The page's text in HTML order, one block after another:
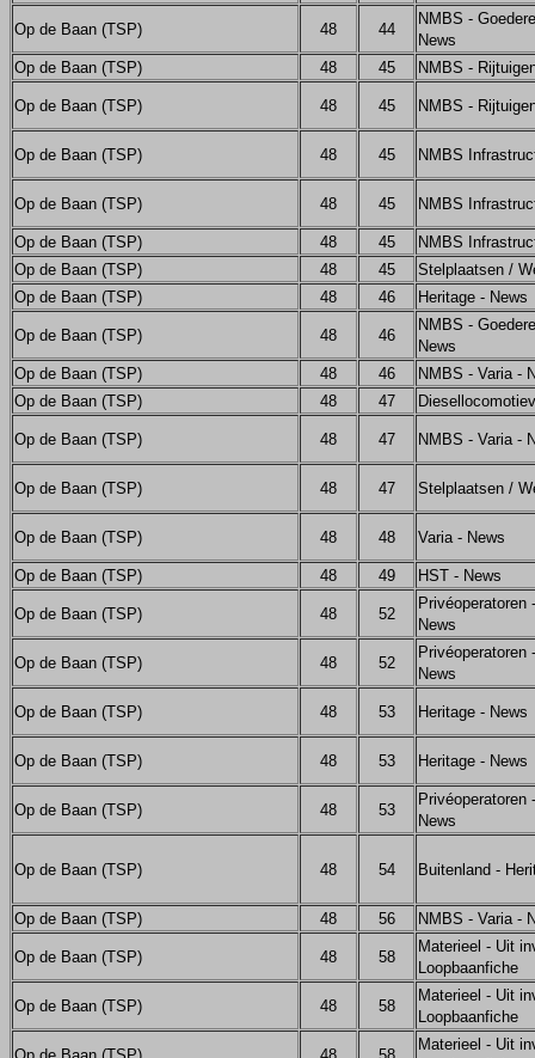
Op de Baan (TSP) 48 44
NMBS -
News
Op de Baan (TSP)
48 45 NMBS -
Op de Baan (TSP) 48 45 NMBS -
Op de Baan (TSP) 48 45 NMBS
Op de Baan (TSP) 48 45 NMBS
Op de Baan (TSP) 48 45
NMBS
Op de Baan (TSP)
48 45
Stelplaatsen /
Op de Baan (TSP)
48 46 Heritage - News
Op de Baan (TSP) 48 46
NMBS -
News
Op de Baan (TSP)
48 46
NMBS - Varia -
Op de Baan (TSP)
48 47
Op de Baan (TSP) 48 47 NMBS - Varia -
Op de Baan (TSP) 48 47 Stelplaatsen /
Op de Baan (TSP) 48 48 Varia - News
Op de Baan (TSP) 48 49 HST - News
Op de Baan (TSP) 48 52
Privéoperatoren
News
Op de Baan (TSP) 48 52
Privéoperatoren
News
Op de Baan (TSP) 48 53 Heritage - News
Op de Baan (TSP) 48 53 Heritage - News
Op de Baan (TSP) 48 53
Privéoperatoren
News
Op de Baan (TSP) 48 54 Buitenland -
Op de Baan (TSP) 48 56 NMBS - Varia -
Op de Baan (TSP) 48 58
Materieel - Uit
Loopbaanfiche
Op de Baan (TSP) 48 58
Materieel - Uit
Loopbaanfiche
Materieel - Uit